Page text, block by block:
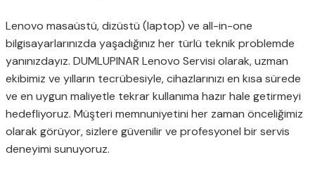
Lenovo masaüstü, dizüstü (laptop) ve all-in-one
bilgisayarlarınızda yaşadığınız her türlü teknik problemde
yanınızdayız. DUMLUPINAR Lenovo Servisi olarak, uzman
ekibimiz ve yılların tecrübesiyle, cihazlarınızı en kısa sürede
ve en uygun maliyetle tekrar kullanıma hazır hale getirmeyi
hedefliyoruz. Müşteri memnuniyetini her zaman önceliğimiz
olarak görüyor, sizlere güvenilir ve profesyonel bir servis
deneyimi sunuyoruz.